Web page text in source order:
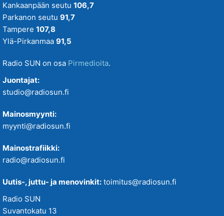
Kankaanpään seutu 106,7
Parkanon seutu 91,7
Tampere 107,8
Ylä-Pirkanmaa 91,5
Radio SUN on osa Pirmedioita.
Juontajat:
studio@radiosun.fi
Mainosmyynti:
myynti@radiosun.fi
Mainostrafiikki:
radio@radiosun.fi
Uutis-, juttu- ja menovinkit: toimitus@radiosun.fi
Radio SUN
Suvantokatu 13